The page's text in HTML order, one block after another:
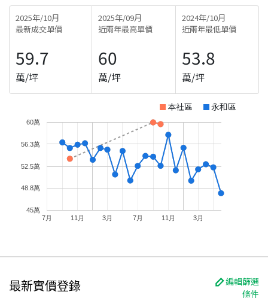
2025年/10月
最新成交單價
59.7
萬/坪
2025年/09月
近兩年最高單價
60
萬/坪
2024年/10月
近兩年最低單價
53.8
萬/坪
本社區 永和區
7月 11月 3月 7月 11月 3月
45萬
48.8萬
52.5萬
56.3萬
60萬
最新實價登錄
編輯篩選
條件